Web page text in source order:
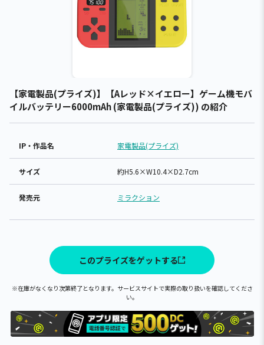
【家電製品(プライズ)】【Aレッド×イエロー】ゲーム機モバ
イルバッテリー6000mAh (家電製品(プライズ)) の紹介
IP・作品名 家電製品(プライズ)
サイズ 約H5.6×W10.4×D2.7cm
発売元 ミラクション
このプライズをゲットする
※在庫がなくなり次第終了となります。サービスサイトで実際の取り扱いを確認してくださ
い。